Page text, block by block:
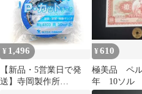
¥ 1,496
【新品・5営業日で発
送】寺岡製作所
¥610
極美品 ペ
年 10ソル